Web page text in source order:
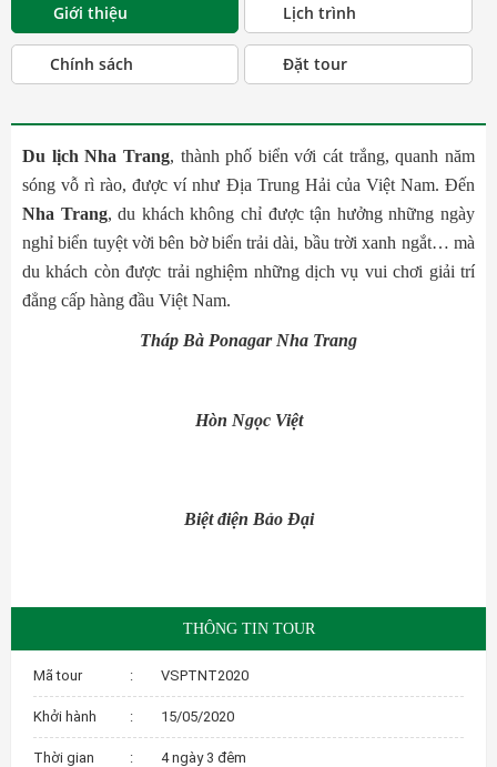
Giới thiệu Lịch trình
Chính sách Đặt tour
Du lịch Nha Trang, thành phố biển với cát trắng, quanh năm
sóng vỗ rì rào, được ví như Địa Trung Hải của Việt Nam. Đến
Nha Trang, du khách không chỉ được tận hưởng những ngày
nghỉ biển tuyệt vời bên bờ biển trải dài, bầu trời xanh ngắt… mà
du khách còn được trải nghiệm những dịch vụ vui chơi giải trí
đẳng cấp hàng đầu Việt Nam.
Tháp Bà Ponagar Nha Trang
Hòn Ngọc Việt
Biệt điện Bảo Đại
THÔNG TIN TOUR
Mã tour : VSPTNT2020
Khởi hành : 15/05/2020
Thời gian : 4 ngày 3 đêm